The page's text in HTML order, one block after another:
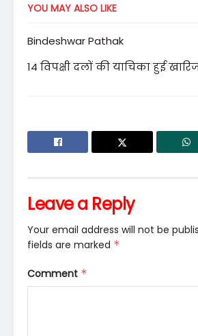
YOU MAY ALSO LIKE
Bindeshwar Pathak
14 विपक्षी दलों की याचिका हुई
Leave a Reply
Your email address will not be
fields are marked *
Comment *